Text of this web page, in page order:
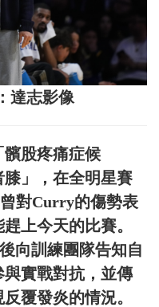
達志影像
股疼痛症候
」，在全明星賽
對Curry的傷勢表
上今天的比賽。
向訓練團隊告知自
實戰對抗，並傳
覆發炎的情況。